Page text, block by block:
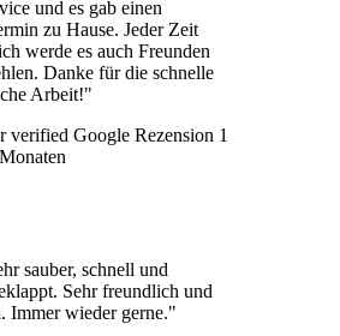
und es gab einen
zu Hause. Jeder Zeit
werde es auch Freunden
Danke für die schnelle
Arbeit!"
verified Google Rezension 1
sauber, schnell und
Sehr freundlich und
Immer wieder gerne."